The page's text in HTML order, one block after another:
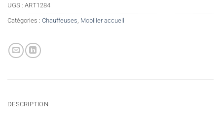
UGS : ART1284
Catégories : Chauffeuses Mobilier accueil
DESCRIPTION